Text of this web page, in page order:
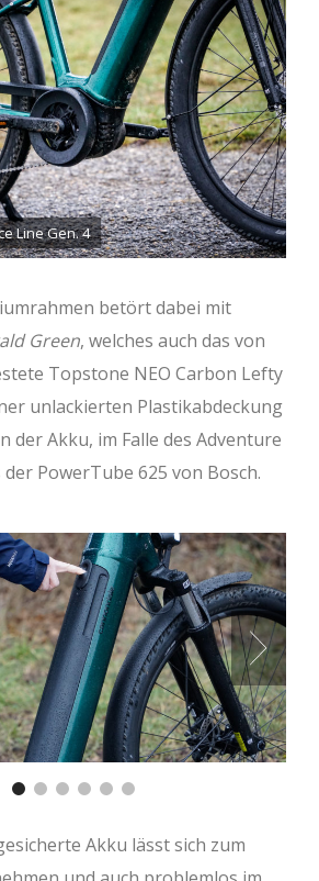
Line Gen. 4
betört dabei mit
Green, welches auch das von
Topstone NEO Carbon Lefty
unlackierten Plastikabdeckung
der Akku, im Falle des Adventure
der PowerTube 625 von Bosch.
Akku lässt sich zum